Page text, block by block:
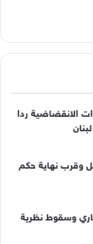
الانقضاضية ردا
وقرب نهاية حكم
وسقوط نظرية